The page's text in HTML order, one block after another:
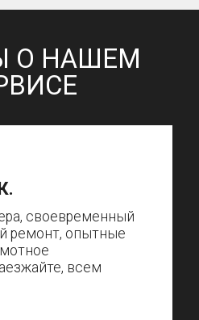
О НАШЕМ
своевременный
ремонт, опытные
всем